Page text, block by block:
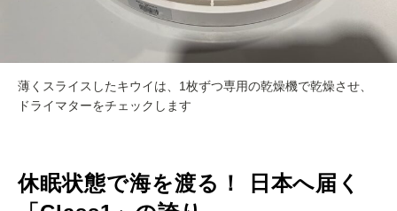
薄くスライスしたキウイは、1枚ずつ専用の乾燥機で乾燥させ、
ドライマターをチェックします
休眠状態で海を渡る！ 日本へ届く